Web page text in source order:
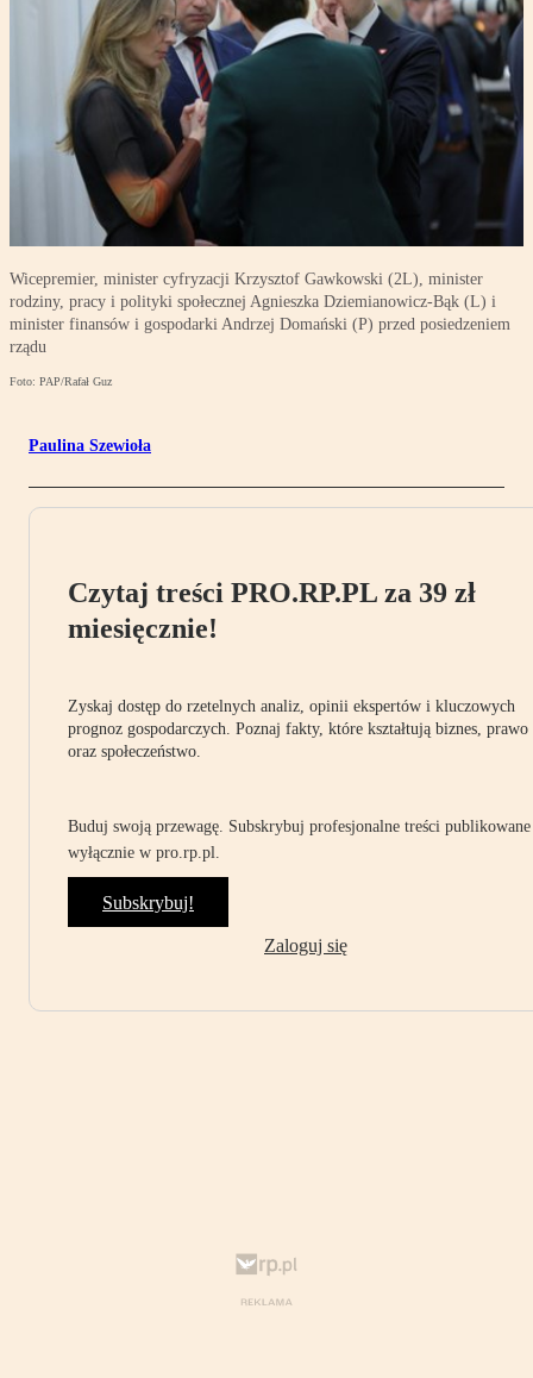
Wicepremier, minister cyfryzacji Krzysztof Gawkowski (2L), minister
rodziny, pracy i polityki społecznej Agnieszka Dziemianowicz-Bąk (L) i
minister finansów i gospodarki Andrzej Domański (P) przed posiedzeniem
rządu
Foto: PAP/Rafał Guz
Paulina Szewioła
Czytaj treści PRO.RP.PL za 39 zł
miesięcznie!
Zyskaj dostęp do rzetelnych analiz, opinii ekspertów i kluczowych
prognoz gospodarczych. Poznaj fakty, które kształtują biznes, prawo
oraz społeczeństwo.
Buduj swoją przewagę. Subskrybuj profesjonalne treści publikowane
wyłącznie w pro.rp.pl.
Subskrybuj!
Zaloguj się